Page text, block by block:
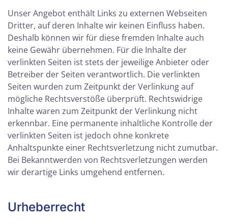
Unser Angebot enthält Links zu externen Webseiten
Dritter, auf deren Inhalte wir keinen Einfluss haben.
Deshalb können wir für diese fremden Inhalte auch
keine Gewähr übernehmen. Für die Inhalte der
verlinkten Seiten ist stets der jeweilige Anbieter oder
Betreiber der Seiten verantwortlich. Die verlinkten
Seiten wurden zum Zeitpunkt der Verlinkung auf
mögliche Rechtsverstöße überprüft. Rechtswidrige
Inhalte waren zum Zeitpunkt der Verlinkung nicht
erkennbar. Eine permanente inhaltliche Kontrolle der
verlinkten Seiten ist jedoch ohne konkrete
Anhaltspunkte einer Rechtsverletzung nicht zumutbar.
Bei Bekanntwerden von Rechtsverletzungen werden
wir derartige Links umgehend entfernen.
Urheberrecht